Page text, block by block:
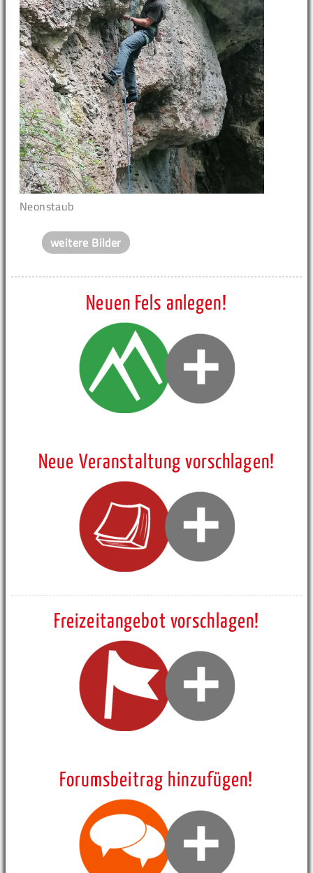
Neonstaub
weitere Bilder
Neuen Fels anlegen!
Neue Veranstaltung vorschlagen!
Freizeitangebot vorschlagen!
Forumsbeitrag hinzufügen!